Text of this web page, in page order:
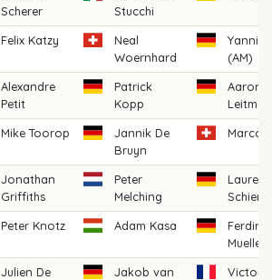
Scherer
Stucchi
Felix Katzy
Neal
Woernhard
(AM)
Alexandre
Petit
Patrick
Kopp
Aaron
Mike Toorop
Jannik De
Bruyn
Marco
Jonathan
Griffiths
Peter
Melching
Laurenz
Peter Knotz Adam Kasa
Mueller
Julien De
Jakob van
Victor